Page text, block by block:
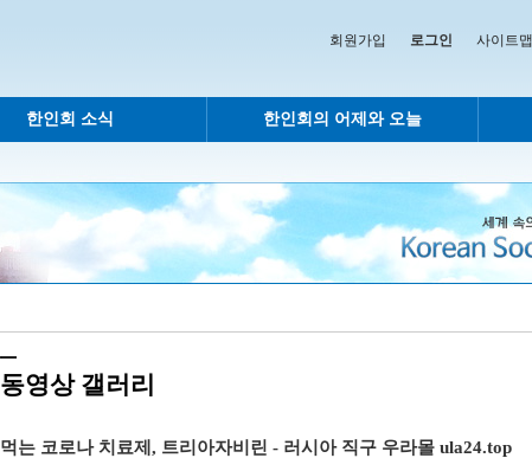
회원가입 로그인 사이트맵
한인회 소식 한인회의 어제와 오늘
동영상 갤러리
먹는 코로나 치료제, 트리아자비린 - 러시아 직구 우라몰 ula24.top